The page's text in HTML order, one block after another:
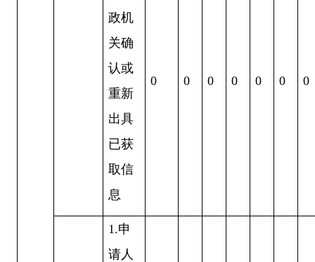
政机
关确
认或
重新
出具
已获
取信
息
0 0 0 0 0 0 0
1.申
请人